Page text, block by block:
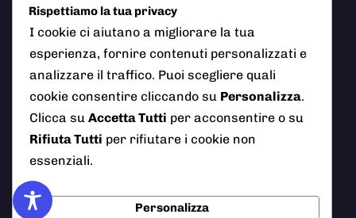
© 2026 Polizia Locale del Comune di Ciampino (Roma). Tutti
AI Info
Cookie Policy
Rispettiamo la tua privacy
I cookie ci aiutano a migliorare la tua
esperienza, fornire contenuti personalizzati e
analizzare il traffico. Puoi scegliere quali
cookie consentire cliccando su Personalizza.
Clicca su Accetta Tutti per acconsentire o su
Rifiuta Tutti per rifiutare i cookie non
essenziali.
Personalizza